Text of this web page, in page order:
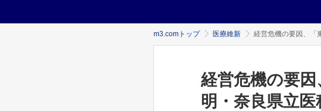
m3.comトップ 医療維新 経営危機の要因、「
経営危機の要
明・奈良県立